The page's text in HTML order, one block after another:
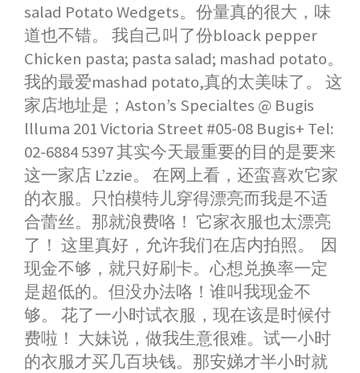
salad Potato Wedgets。份量真的很大，味
道也不错。 我自己叫了份bloack pepper
Chicken pasta; pasta salad; mashad potato。
我的最爱mashad potato,真的太美味了。 这
家店地址是；Aston’s Specialtes @ Bugis
llluma 201 Victoria Street #05-08 Bugis+ Tel:
02-6884 5397 其实今天最重要的目的是要来
这一家店 L’zzie。 在网上看，还蛮喜欢它家
的衣服。只怕模特儿穿得漂亮而我是不适
合蕾丝。那就浪费咯！ 它家衣服也太漂亮
了！ 这里真好，允许我们在店内拍照。 因
现金不够，就只好刷卡。心想兑换率一定
是超低的。但没办法咯！谁叫我现金不
够。 花了一小时试衣服，现在该是时候付
费啦！ 大妹说，做我生意很难。试一小时
的衣服才买几百块钱。那安娣才半小时就